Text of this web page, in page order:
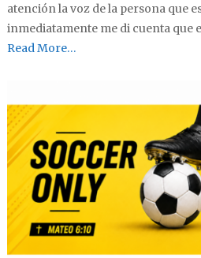
atención la voz de la persona que
inmediatamente me di cuenta que
Read More…